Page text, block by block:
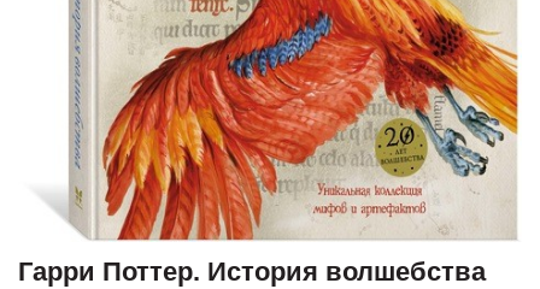
Гарри Поттер. История волшебства